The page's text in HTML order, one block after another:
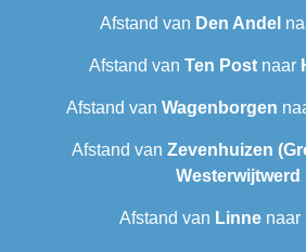
Afstand van Den Andel
Afstand van Ten Post naar
Afstand van Wagenborgen
Afstand van Zevenhuizen
Westerwijtwerd
Afstand van Linnenaar